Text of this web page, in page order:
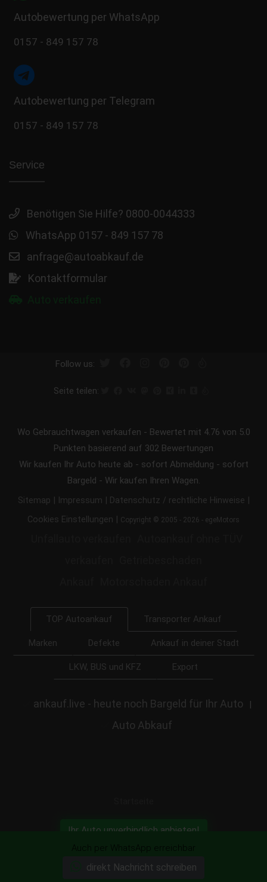
Autobewertung per WhatsApp
0157 - 849 157 78
Autobewertung per Telegram
0157 - 849 157 78
Service
Benötigen Sie Hilfe? 0800-0044333
WhatsApp 0157 - 849 157 78
anfrage@autoabkauf.de
Kontaktformular
Follow us:
Seite teilen:
Wo Gebrauchtwagen verkaufen - Bewertet mit 4.76 von 5.0
Punkten basierend auf 302 Bewertungen
Wir kaufen Ihr Auto heute ab - sofort Abmeldung - sofort
Bargeld - Wir kaufen Ihren Wagen.
Sitemap | Impressum | Datenschutz / rechtliche Hinweise |
Cookies Einstellungen | Copyright © 2005 - 2026 - egeMotors
TOP Autoankauf Transporter Ankauf
Marken Defekte Ankauf in deiner Stadt
LKW, BUS und KFZ Export
ankauf.live - heute noch Bargeld für Ihr Auto |
Auto Abkauf
Ihr Auto unverbindlich anbieten!
Auch per WhatsApp erreichbar
direkt Nachricht schreiben